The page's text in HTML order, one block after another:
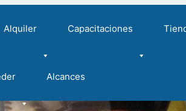
Alquiler Capacitaciones
Alcances